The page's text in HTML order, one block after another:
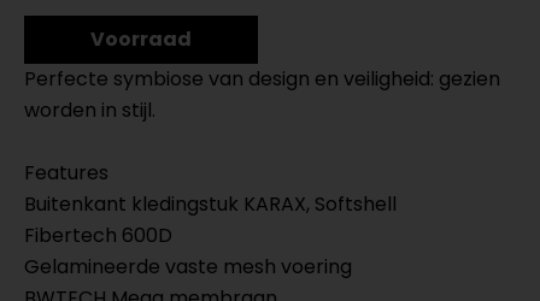
Voorraad
Perfecte symbiose van design en veiligheid: gezien
worden in stijl.
Features
Buitenkant kledingstuk KARAX, Softshell
Fibertech 600D
Gelamineerde vaste mesh voering